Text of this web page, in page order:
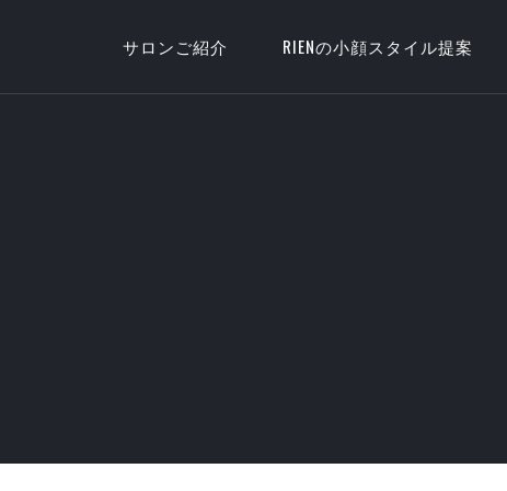
サロンご紹介 RIENの小顔スタイル提案